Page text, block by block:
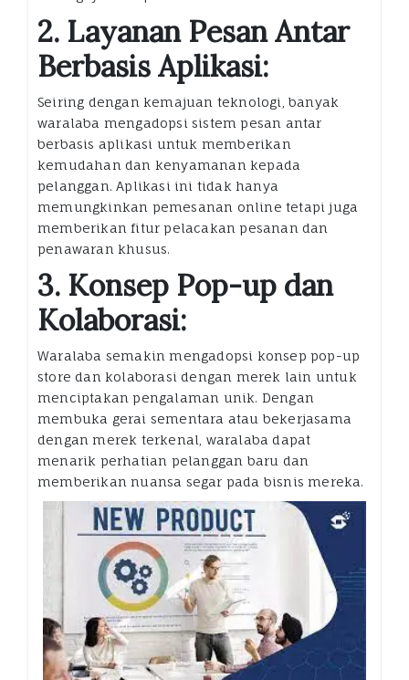
2. Layanan Pesan Antar
Berbasis Aplikasi:
Seiring dengan kemajuan teknologi, banyak
waralaba mengadopsi sistem pesan antar
berbasis aplikasi untuk memberikan
kemudahan dan kenyamanan kepada
pelanggan. Aplikasi ini tidak hanya
memungkinkan pemesanan online tetapi juga
memberikan fitur pelacakan pesanan dan
penawaran khusus.
3. Konsep Pop-up dan
Kolaborasi:
Waralaba semakin mengadopsi konsep pop-up
store dan kolaborasi dengan merek lain untuk
menciptakan pengalaman unik. Dengan
membuka gerai sementara atau bekerjasama
dengan merek terkenal, waralaba dapat
menarik perhatian pelanggan baru dan
memberikan nuansa segar pada bisnis mereka.